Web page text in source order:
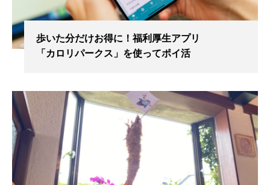
歩いた分だけお得に！福利厚生アプリ
「カロリパークス」を使ってポイ活